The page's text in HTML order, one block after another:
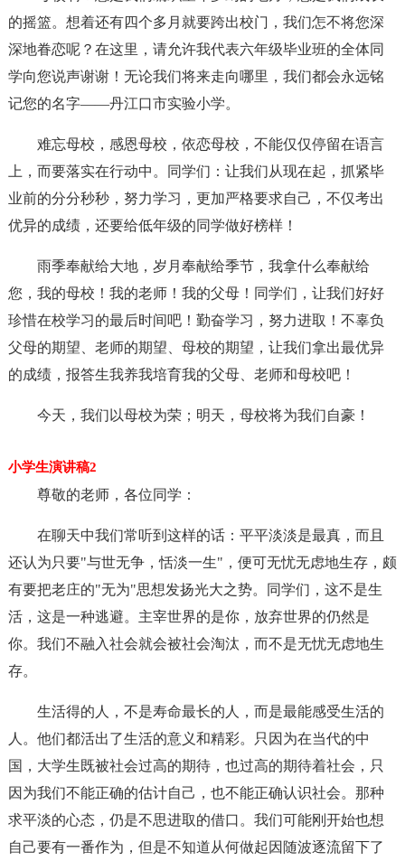
的摇篮。想着还有四个多月就要跨出校门，我们怎不将您深
深地眷恋呢？在这里，请允许我代表六年级毕业班的全体同
学向您说声谢谢！无论我们将来走向哪里，我们都会永远铭
记您的名字——丹江口市实验小学。
难忘母校，感恩母校，依恋母校，不能仅仅停留在语言
上，而要落实在行动中。同学们：让我们从现在起，抓紧毕
业前的分分秒秒，努力学习，更加严格要求自己，不仅考出
优异的成绩，还要给低年级的同学做好榜样！
雨季奉献给大地，岁月奉献给季节，我拿什么奉献给
您，我的母校！我的老师！我的父母！同学们，让我们好好
珍惜在校学习的最后时间吧！勤奋学习，努力进取！不辜负
父母的期望、老师的期望、母校的期望，让我们拿出最优异
的成绩，报答生我养我培育我的父母、老师和母校吧！
今天，我们以母校为荣；明天，母校将为我们自豪！
小学生演讲稿2
尊敬的老师，各位同学：
在聊天中我们常听到这样的话：平平淡淡是最真，而且
还认为只要"与世无争，恬淡一生"，便可无忧无虑地生存，颇
有要把老庄的"无为"思想发扬光大之势。同学们，这不是生
活，这是一种逃避。主宰世界的是你，放弃世界的仍然是
你。我们不融入社会就会被社会淘汰，而不是无忧无虑地生
存。
生活得的人，不是寿命最长的人，而是最能感受生活的
人。他们都活出了生活的意义和精彩。只因为在当代的中
国，大学生既被社会过高的期待，也过高的期待着社会，只
因为我们不能正确的估计自己，也不能正确认识社会。那种
求平淡的心态，仍是不思进取的借口。我们可能刚开始也想
自己要有一番作为，但是不知道从何做起因随波逐流留下了